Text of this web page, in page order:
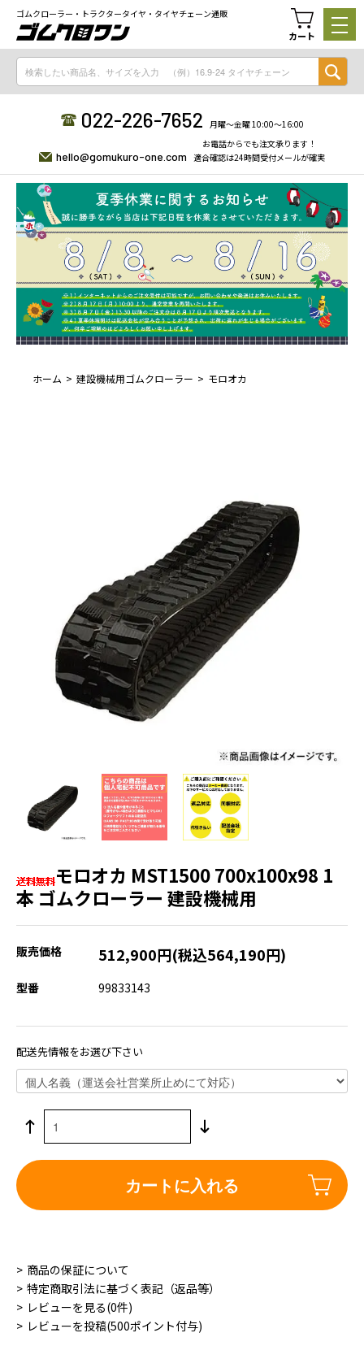
ゴムクローラー・トラクタータイヤ・タイヤチェーン通販
カート
022-226-7652 月曜〜金曜 10:00〜16:00
hello@gomukuro-one.com
お電話からでも注文承ります！
適合確認は24時間受付メールが確実
ホーム 建設機械用ゴムクローラー モロオカ
モロオカ MST1500 700x100x98 1
本 ゴムクローラー 建設機械用
販売価格 512,900円(税込564,190円)
型番 99833143
配送先情報をお選び下さい
カートに入れる
商品の保証について
特定商取引法に基づく表記（返品等）
レビューを見る(0件)
レビューを投稿(500ポイント付与)